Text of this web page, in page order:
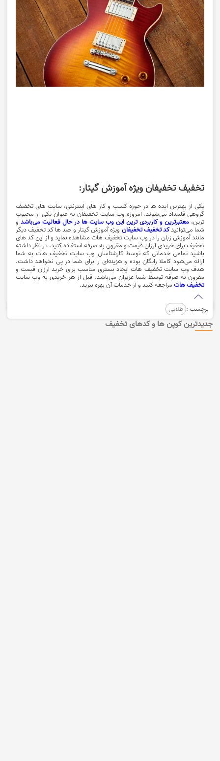
تخفیف تخفیفان ویژه آموزش گیتار:
یکی از بهترین ایده ها در حوزه کسب و کار های اینترنتی، سایت های تخفیف
گروهی قلمداد می‌شوند. امروزه وب سایت تخفیفان به عنوان یکی از محبوب
ترین، معتبرترین و کاربردی ترین این وب سایت ها در حال فعالیت می‌باشد و
شما می‌توانیدکد تخفیف تخفیفان ویژه آموزش گیتار و صد ها کد تخفیف دیگر
مانند آموزش زبان را در وب سایت تخفیف هات مشاهده نماید و از این کد های
تخفیف برای خریدی ارزان قیمت و مقرون به صرفه استفاده کنید. در نظر داشته
باشید تمامی خدماتی که توسط کارشناسان وب سایت تخفیف هات به شما
ارائه می‌‌شود کاملا رایگان بوده و هزینه‌ای را برای شما در پی نخواهد داشت.
هدف وب سایت تخفیف هات ایجاد بستری مناسب برای خرید ارزان قیمت و
مقرون به صرفه توسط شما عزیزان می‌باشد. قبل از هر خریدی به وب سایت
تخفیف هات مراجعه کنید و از خدمات آن بهره ببرید.
برچسب : طلایی
جدیدترین کوپن ها و کدهای تخفیف